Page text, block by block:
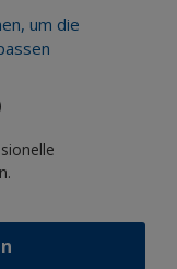
um die